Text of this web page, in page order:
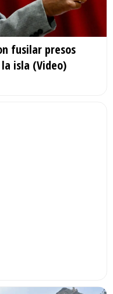
fusilar presos
isla (Video)